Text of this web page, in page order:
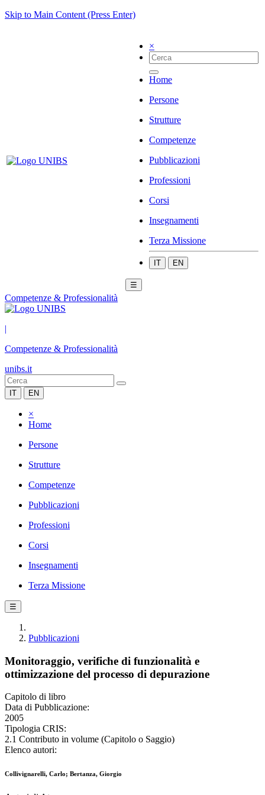
Skip to Main Content (Press Enter)
×
Home
Persone
Strutture
Competenze
Pubblicazioni
Professioni
Corsi
Insegnamenti
Terza Missione
IT EN
☰
Competenze & Professionalità
|
Competenze & Professionalità
unibs.it
IT EN
×
Home
Persone
Strutture
Competenze
Pubblicazioni
Professioni
Corsi
Insegnamenti
Terza Missione
☰
Pubblicazioni
Monitoraggio, verifiche di funzionalità e
ottimizzazione del processo di depurazione
Capitolo di libro
Data di Pubblicazione:
2005
Tipologia CRIS:
2.1 Contributo in volume (Capitolo o Saggio)
Elenco autori:
Collivignarelli, Carlo; Bertanza, Giorgio